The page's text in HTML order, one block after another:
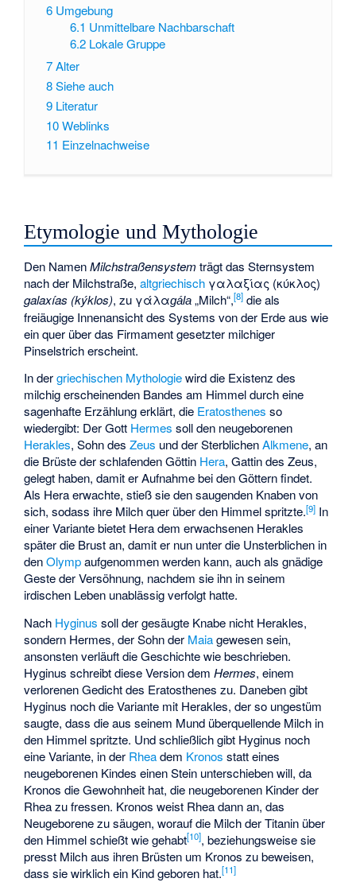
6 Umgebung
6.1 Unmittelbare Nachbarschaft
6.2 Lokale Gruppe
7Alter
8Siehe auch
9 Literatur
10Weblinks
11 Einzelnachweise
Etymologie und Mythologie
Den NamenMilchstraßensystem trägt das Sternsystem
nach der Milchstraße,altgriechisch γαλαξίας (κύκλος)
galaxías (kýklos), zu γάλαgála „Milch“,[8] die als
freiäugige Innenansicht des Systems von der Erde aus wie
ein quer über das Firmament gesetzter milchiger
Pinselstrich erscheint.
In dergriechischen Mythologiewird die Existenz des
milchig erscheinenden Bandes am Himmel durch eine
sagenhafte Erzählung erklärt, die Eratosthenes so
wiedergibt: Der Gott Hermes soll den neugeborenen
Herakles, Sohn desZeus und der SterblichenAlkmene, an
die Brüste der schlafenden Göttin Hera, Gattin des Zeus,
gelegt haben, damit er Aufnahme bei den Göttern findet.
Als Hera erwachte, stieß sie den saugenden Knaben von
sich, sodass ihre Milch quer über den Himmel spritzte.[9] In
einer Variante bietet Hera dem erwachsenen Herakles
später die Brust an, damit er nun unter die Unsterblichen in
denOlympaufgenommen werden kann, auch als gnädige
Geste der Versöhnung, nachdem sie ihn in seinem
irdischen Leben unablässig verfolgt hatte.
Nach Hyginus soll der gesäugte Knabe nicht Herakles,
sondern Hermes, der Sohn der Maiagewesen sein,
ansonsten verläuft die Geschichte wie beschrieben.
Hyginus schreibt diese Version demHermes, einem
verlorenen Gedicht des Eratosthenes zu. Daneben gibt
Hyginus noch die Variante mit Herakles, der so ungestüm
saugte, dass die aus seinem Mund überquellende Milch in
den Himmel spritzte. Und schließlich gibt Hyginus noch
eine Variante, in der Rheadem Kronos statt eines
neugeborenen Kindes einen Stein unterschieben will, da
Kronos die Gewohnheit hat, die neugeborenen Kinder der
Rhea zu fressen. Kronos weist Rhea dann an, das
Neugeborene zu säugen, worauf die Milch der Titanin über
den Himmel schießt wie gehabt[10], beziehungsweise sie
presst Milch aus ihren Brüsten um Kronos zu beweisen,
dass sie wirklich ein Kind geboren hat.[11]